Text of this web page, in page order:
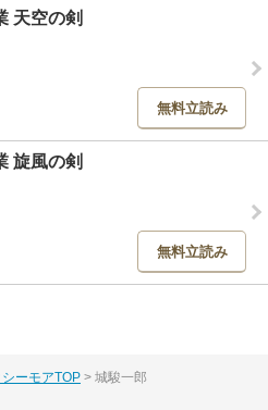
天空の剣
無料立読み
旋風の剣
無料立読み
ーモアTOP 城駿一郎